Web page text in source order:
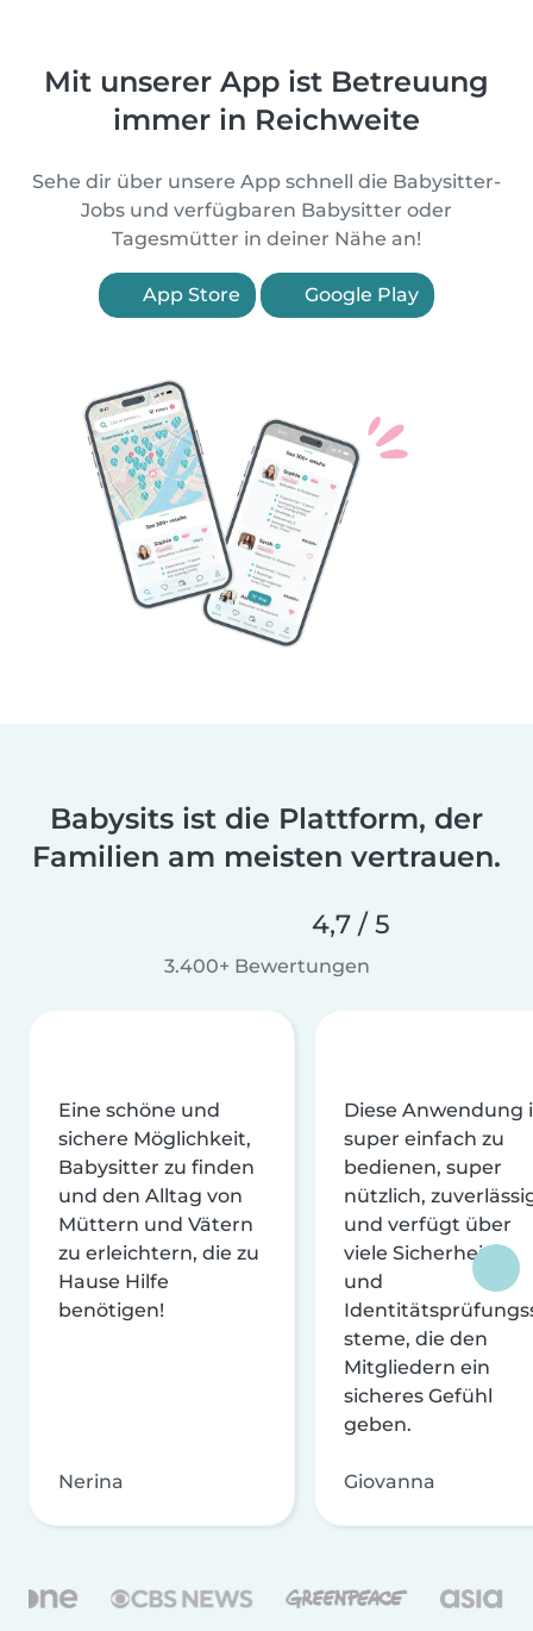
Mit unserer App ist Betreuung
immer in Reichweite
Sehe dir über unsere App schnell die Babysitter-
Jobs und verfügbaren Babysitter oder
Tagesmütter in deiner Nähe an!
App Store Google Play
Babysits ist die Plattform, der
Familien am meisten vertrauen.
4,7 / 5
3.400+ Bewertungen
Eine schöne und
sichere Möglichkeit,
Babysitter zu finden
und den Alltag von
Müttern und Vätern
zu erleichtern, die zu
Hause Hilfe
benötigen!
Nerina
Diese Anwendung
super einfach zu
bedienen, super
nützlich,
und verfügt über
viele Sicherheits-
und
steme, die den
Mitgliedern ein
sicheres Gefühl
geben.
Giovanna